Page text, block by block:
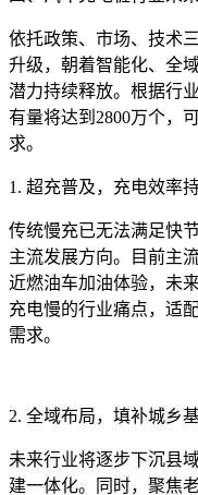
依托政策、市场、技术
升级，朝着智能化、全
潜力持续释放。根据行
有量将达到2800万个，
求。
1. 超充普及，充电效率
传统慢充已无法满足快
主流发展方向。目前主
近燃油车加油体验，未
充电慢的行业痛点，适
需求。
2. 全域布局，填补城乡
未来行业将逐步下沉县
建一体化。同时，聚焦